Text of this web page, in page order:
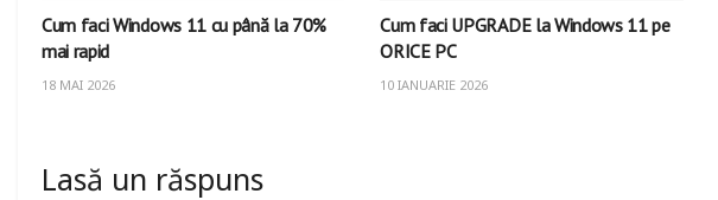
Cum faci Windows 11 cu până la 70%
mai rapid
18 MAI 2026
Cum faci UPGRADE la Windows 11 pe
ORICE PC
10 IANUARIE 2026
Lasă un răspuns